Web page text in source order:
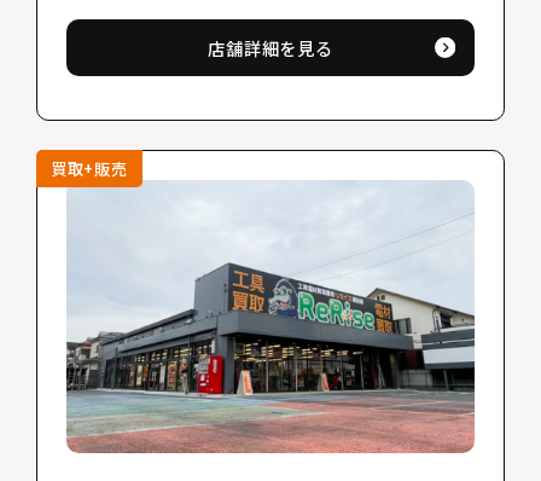
店舗詳細を見る
買取+販売